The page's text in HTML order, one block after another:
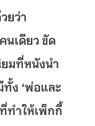
ยว่า
นเดียว ขัด
มที่หนังนำ
ง ‘พ่อและ
ทำให้เพ็กกี้